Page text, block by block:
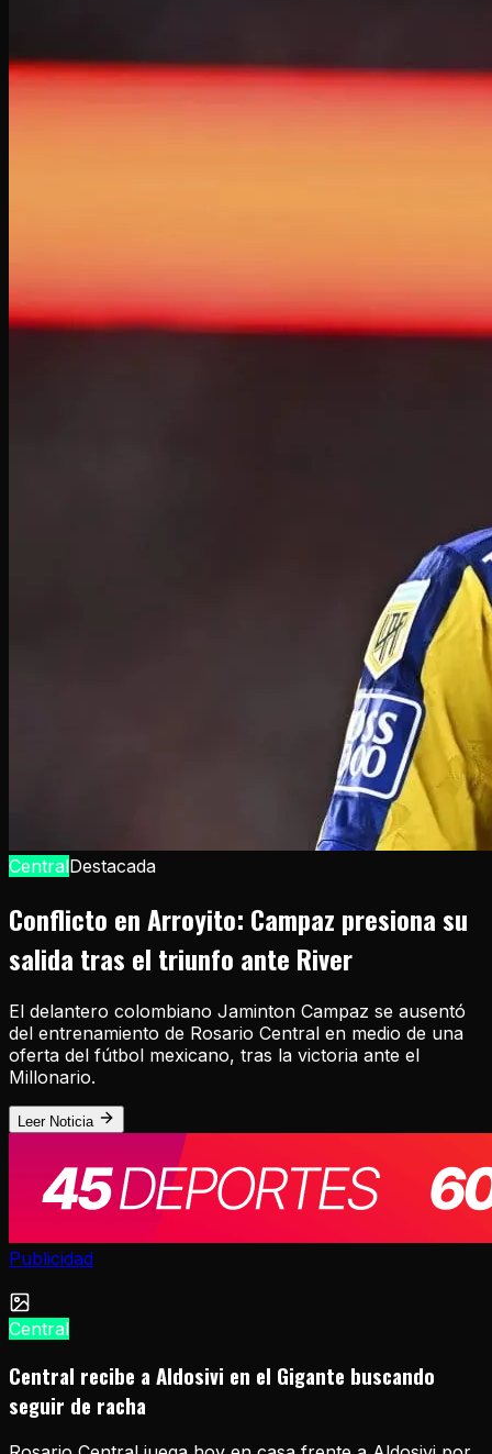
CentralDestacada
Conflicto en Arroyito: Campaz presiona su
salida tras el triunfo ante River
El delantero colombiano Jaminton Campaz se ausentó
del entrenamiento de Rosario Central en medio de una
oferta del fútbol mexicano, tras la victoria ante el
Millonario.
Leer Noticia
Publicidad
Central
Central recibe a Aldosivi en el Gigante buscando
seguir de racha